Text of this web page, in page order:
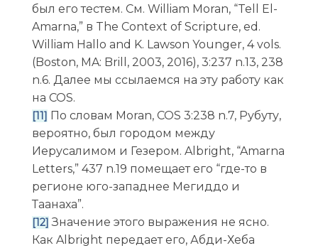
был его тестем. См. William Moran, “Tell El-
Amarna,” в The Context of Scripture, ed.
William Hallo and K. Lawson Younger, 4 vols.
(Boston, MA: Brill, 2003, 2016), 3:237 n.13, 238
n.6. Далее мы ссылаемся на эту работу как
на COS.
[11] По словам Moran, COS 3:238 n.7, Рубуту,
вероятно, был городом между
Иерусалимом и Гезером. Albright, “Amarna
Letters,” 437 n.19 помещает его “где-то в
регионе юго-западнее Мегиддо и
Таанаха”.
[12] Значение этого выражения не ясно.
Как Albright передает его, Абди-Хеба